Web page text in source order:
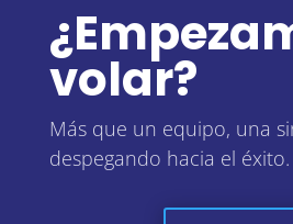
volar?
Más que un equipo, una
despegando hacia el éxito.